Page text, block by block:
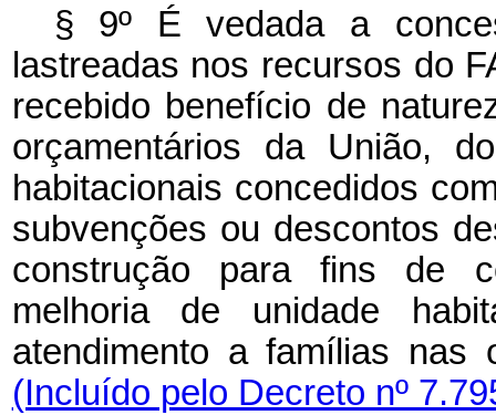
§ 9º É vedada a
lastreadas nos recursos do
recebido benefício de
orçamentários da União,
habitacionais concedidos
subvenções ou descontos
construção para fins de
melhoria de unidade
atendimento a famílias nas
(Incluído pelo Decreto nº